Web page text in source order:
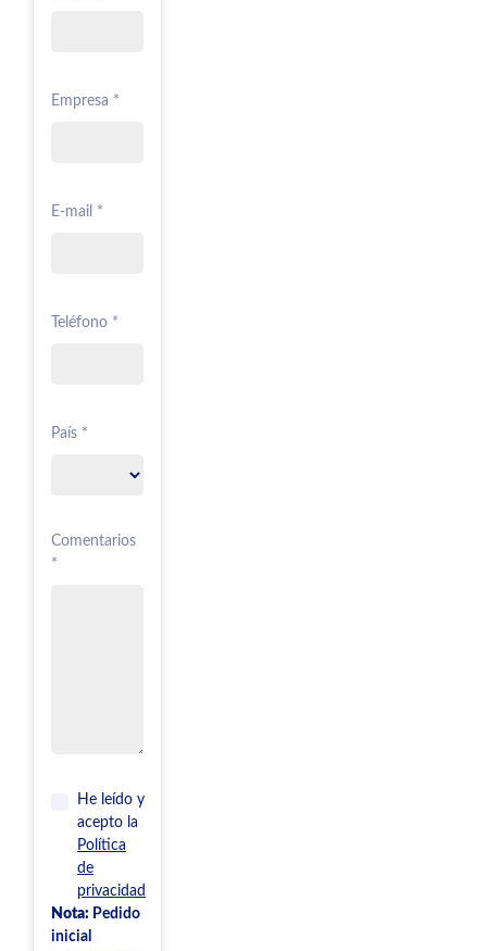
Empresa *
E-mail *
Teléfono *
País *
Comentarios
*
He leído y
acepto la
Política
de
privacidad
Nota: Pedido
inicial